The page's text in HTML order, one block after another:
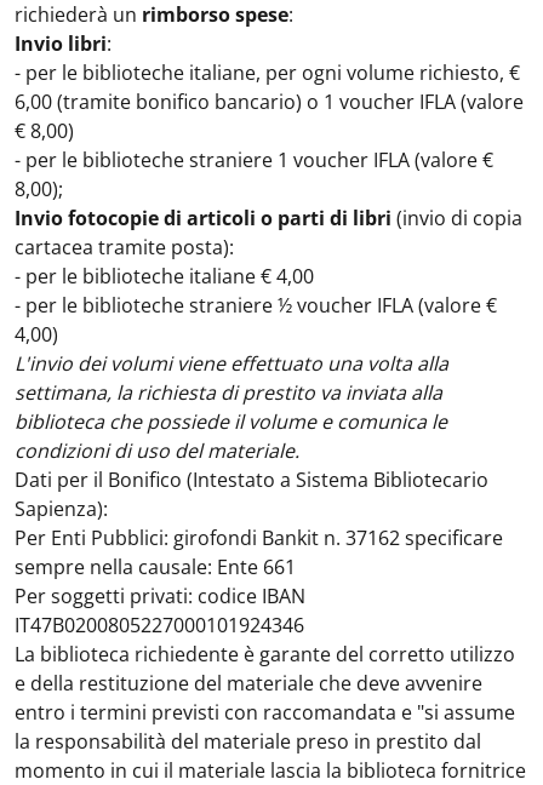
richiederà un rimborso spese:
Invio libri:
- per le biblioteche italiane, per ogni volume richiesto, €
6,00 (tramite bonifico bancario) o 1 voucher IFLA (valore
€ 8,00)
- per le biblioteche straniere 1 voucher IFLA (valore €
8,00);
Invio fotocopie di articoli o parti di libri (invio di copia
cartacea tramite posta):
- per le biblioteche italiane € 4,00
- per le biblioteche straniere ½ voucher IFLA (valore €
4,00)
L'invio dei volumi viene effettuato una volta alla
settimana, la richiesta di prestito va inviata alla
biblioteca che possiede il volume e comunica le
condizioni di uso del materiale.
Dati per il Bonifico (Intestato a Sistema Bibliotecario
Sapienza):
Per Enti Pubblici: girofondi Bankit n. 37162 specificare
sempre nella causale: Ente 661
Per soggetti privati: codice IBAN
IT47B0200805227000101924346
La biblioteca richiedente è garante del corretto utilizzo
e della restituzione del materiale che deve avvenire
entro i termini previsti con raccomandata e "si assume
la responsabilità del materiale preso in prestito dal
momento in cui il materiale lascia la biblioteca fornitrice